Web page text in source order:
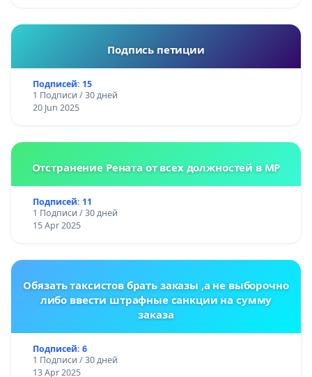
Подпись петиции
Подписей: 15
1 Подписи / 30 дней
20 Jun 2025
Отстранение Рената от всех должностей в МР
Подписей: 11
1 Подписи / 30 дней
15 Apr 2025
Обязать таксистов брать заказы ,а не выборочно
либо ввести штрафные санкции на сумму
заказа
Подписей: 6
1 Подписи / 30 дней
13 Apr 2025